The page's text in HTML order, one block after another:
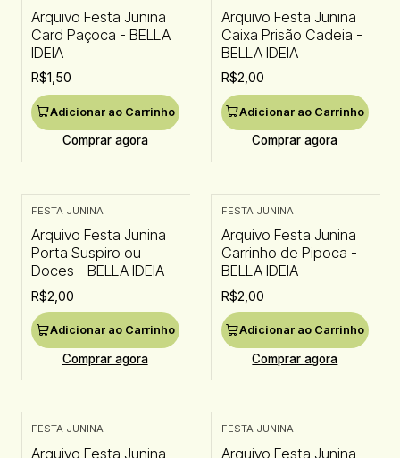
Arquivo Festa Junina
Card Paçoca - BELLA
IDEIA
R$1,50
Adicionar ao Carrinho
Comprar agora
Arquivo Festa Junina
Caixa Prisão Cadeia -
BELLA IDEIA
R$2,00
Adicionar ao Carrinho
Comprar agora
FESTA JUNINA
Arquivo Festa Junina
Porta Suspiro ou
Doces - BELLA IDEIA
R$2,00
Adicionar ao Carrinho
Comprar agora
FESTA JUNINA
Arquivo Festa Junina
Carrinho de Pipoca -
BELLA IDEIA
R$2,00
Adicionar ao Carrinho
Comprar agora
FESTA JUNINA
Arquivo Festa Junina
FESTA JUNINA
Arquivo Festa Junina